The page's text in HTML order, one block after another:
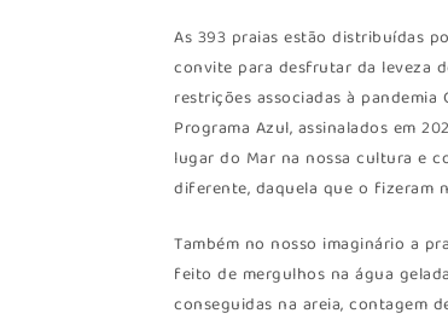
As 393 praias estão distribuídas
convite para desfrutar da leveza
restrições associadas à
Programa Azul, assinalados em
lugar do Mar na nossa cultura e
diferente, daquela que o fizeram
Também no nosso imaginário a
feito de mergulhos na água
conseguidas na areia, contagem